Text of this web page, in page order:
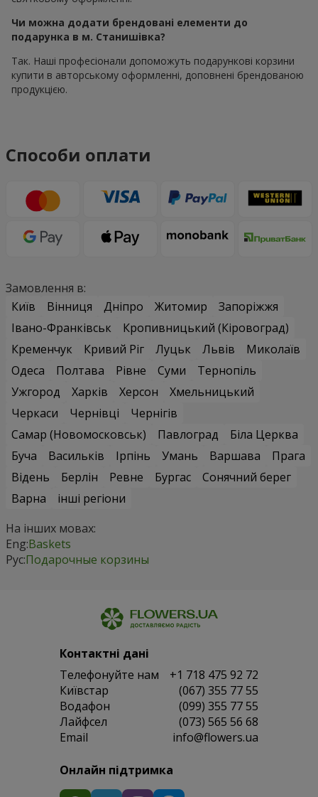
Чи можна додати брендовані елементи до
подарунка в м. Станишівка?
Так. Наші професіонали допоможуть подарункові корзини
купити в авторському оформленні, доповнені брендованою
продукцією.
Способи оплати
Замовлення в:
Київ
Вінниця Дніпро Житомир
Запоріжжя
Івано-Франківськ
Кропивницький (Кіровоград)
Кременчук
Кривий Ріг Луцьк Львів
Миколаїв
Одеса
Полтава Рівне Суми
Тернопіль
Ужгород
Харків Херсон
Хмельницький
Черкаси
Чернівці
Чернігів
Самар (Новомосковськ)
Павлоград
Біла Церква
Буча
Васильків Ірпінь Умань Варшава
Прага
Відень
Берлін Ревне Бургас
Сонячний берег
Варна
інші регіони
На інших мовах:
Eng:Baskets
Рус:Подарочные корзины
Контактні дані
Телефонуйте нам
+1 718 475 92 72
Київстар
(067) 355 77 55
Водафон
(099) 355 77 55
Лайфсел
(073) 565 56 68
Email
info@flowers.ua
Онлайн підтримка